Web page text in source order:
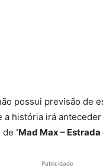
possui previsão de
a história irá anteceder
de ‘Mad Max – Estrada
Publicidade